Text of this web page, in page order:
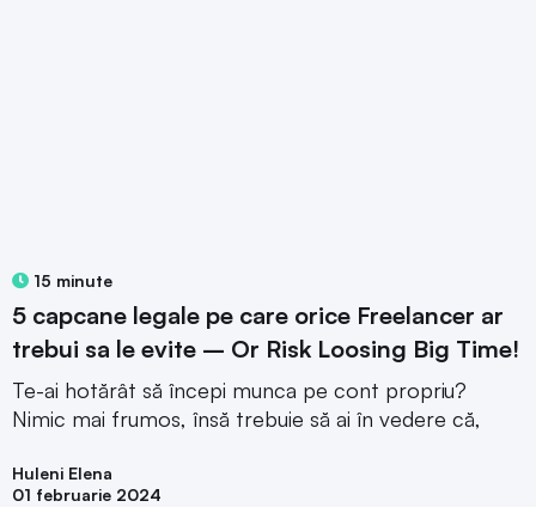
15 minute
5 capcane legale pe care orice Freelancer ar
trebui sa le evite – Or Risk Loosing Big Time!
Te-ai hotărât să începi munca pe cont propriu?
Nimic mai frumos, însă trebuie să ai în vedere că,
Huleni Elena
01 februarie 2024